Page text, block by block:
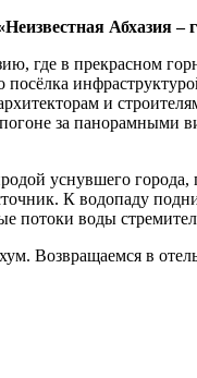
Абхазия –
где в прекрасном
посёлка
и
за панорамными
уснувшего
К водопаду
потоки воды
Возвращаемся в